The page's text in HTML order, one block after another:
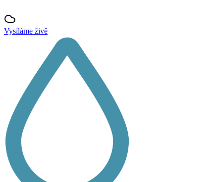
—
Vysíláme živě